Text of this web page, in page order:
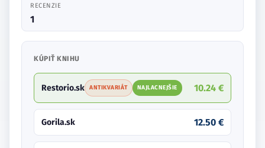
RECENZIE
1
KÚPIŤ KNIHU
Restorio.sk ANTIKVARIÁT NAJLACNEJŠIE 10.24 €
Gorila.sk 12.50 €